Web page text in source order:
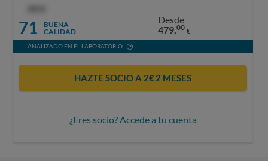
71
BUENA
CALIDAD
Desde
479,00 €
ANALIZADO EN EL LABORATORIO
HAZTE SOCIO A 2€ 2 MESES
¿Eres socio? Accede a tu cuenta